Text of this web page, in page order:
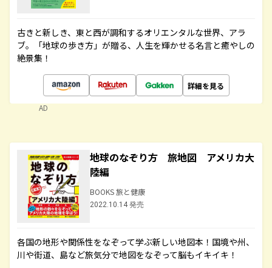
古きと新しき、東と西が調和するオリエンタルな世界、アラ
ブ。「地球の歩き方」が贈る、人生を輝かせる名言と癒やしの
絶景集！
詳細を見る
AD
地球のなぞり方 旅地図 アメリカ大
陸編
BOOKS 旅と健康
2022.10.14 発売
各国の地形や関係性をなぞって学ぶ新しい地図本！国境や州、
川や街道、島など旅気分で地図をなぞって脳もイキイキ！